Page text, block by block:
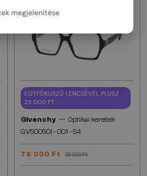
EGYFÓKUSZÚ LENCSÉVEL PLUSZ
25 000 FT
Givenchy — Optikai keretek
GV50050I - 001 - 54
76 000 Ft 95 000 Ft
megjelenítése